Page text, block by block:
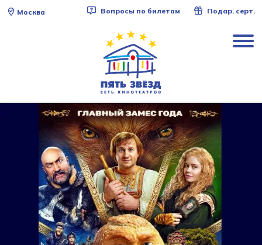
Москва Вопросы по билетам Подар. серт.